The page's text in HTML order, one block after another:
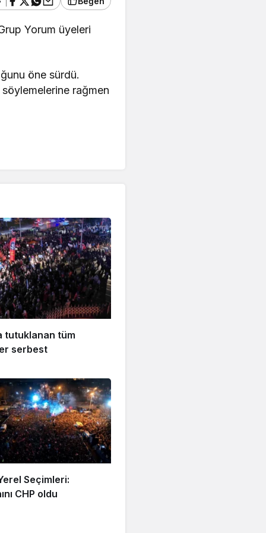
Yorum üyeleri
öne sürdü.
rağmen
tutuklanan tüm
serbest
Seçimleri:
CHP oldu